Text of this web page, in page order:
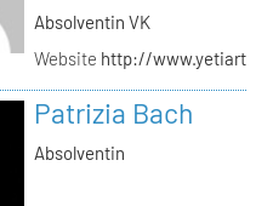
Absolventin VK
Website http://
Patrizia Bach
Absolventin